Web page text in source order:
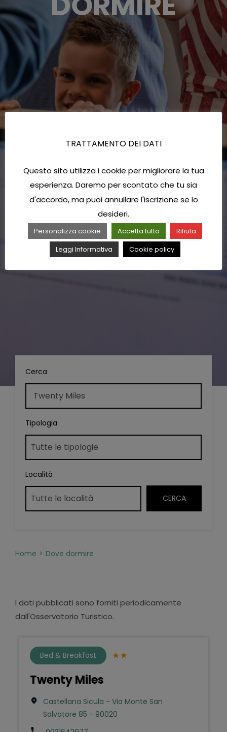
Cerca
Tipologia
Località
Home Dove dormire
I dati pubblicati sono forniti periodicamente
dall'Osservatorio Turistico.
Bed & Breakfast
Twenty Miles
Castellana Sicula - Via Monte San
Salvatore 85 - 90020
TRATTAMENTO DEI DATI
Questo sito utilizza i cookie per migliorare la tua
esperienza. Daremo per scontato che tu sia
d'accordo, ma puoi annullare l'iscrizione se lo
desideri.
Personalizza cookie Accetta tutto
Rifiuta
Leggi Informativa
Cookie policy